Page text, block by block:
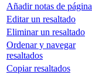
Añadir notas de página
Editar un resaltado
Eliminar un resaltado
Ordenar y navegar
resaltados
Copiar resaltados